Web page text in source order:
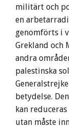
militärt och
en
genomförts i
Grekland och
andra
palestinska
betydelse.
kan
utan måste